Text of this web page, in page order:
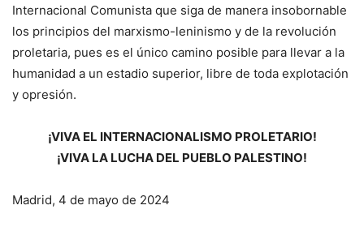
Internacional Comunista que siga de manera insobornable
los principios del marxismo-leninismo y de la revolución
proletaria, pues es el único camino posible para llevar a la
humanidad a un estadio superior, libre de toda explotación
y opresión.
¡VIVA EL INTERNACIONALISMO PROLETARIO!
¡VIVA LA LUCHA DEL PUEBLO PALESTINO!
Madrid, 4 de mayo de 2024